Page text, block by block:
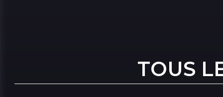
TOUS